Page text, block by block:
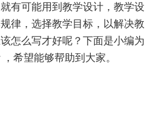
有可能用到教学设计，教学设
律，选择教学目标，以解决教
怎么写才好呢？下面是小编为
希望能够帮助到大家。